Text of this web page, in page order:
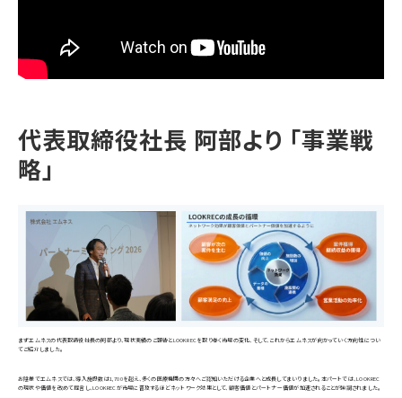
代表取締役社長 阿部より 「事業戦
略」
まずエムネスの代表取締役社長の阿部より、現状実績のご報告とLOOKRECを取り巻く市場の変化、そして、これからエムネスが向かっていく方向性につい
てご紹介しました。
お陰様でエムネスでは、導入施設数は1,700を超え、多くの医療機関の方々へご認知いただける企業へと成長してまいりました。本パートでは、LOOKREC
の現状や価値を改めて提言し、LOOKRECが市場に普及するほどネットワーク効果として、顧客価値とパートナー価値が加速されることが強調されました。